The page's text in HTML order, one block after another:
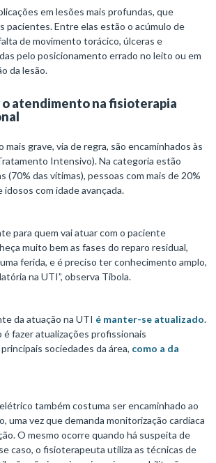
em lesões mais profundas, que
pacientes. Entre elas estão o acúmulo de
de movimento torácico, úlceras e
pelo posicionamento errado no leito ou em
da lesão.
o atendimento na fisioterapia
grave, via de regra, são encaminhados às
Intensivo). Na categoria estão
(70% das vítimas), pessoas com mais de 20%
com idade avançada.
para quem vai atuar com o paciente
muito bem as fases do reparo residual,
ferida, e é preciso ter conhecimento amplo,
na UTI”, observa Tibola.
da atuação na UTI é manter-se atualizado.
é fazer atualizações profissionais
sociedades da área, como a da
também costuma ser encaminhado ao
uma vez que demanda monitorização cardíaca
O mesmo ocorre quando há suspeita de
caso, o fisioterapeuta utiliza as técnicas de